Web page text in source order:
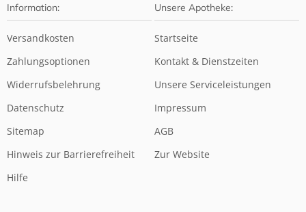
Information:
Versandkosten
Zahlungsoptionen
Widerrufsbelehrung
Datenschutz
Sitemap
Hinweis zur Barrierefreiheit
Hilfe
Unsere Apotheke:
Startseite
Kontakt & Dienstzeiten
Unsere Serviceleistungen
Impressum
AGB
Zur Website